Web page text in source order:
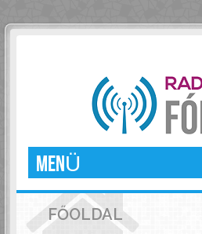
MENÜ
FŐOLDAL